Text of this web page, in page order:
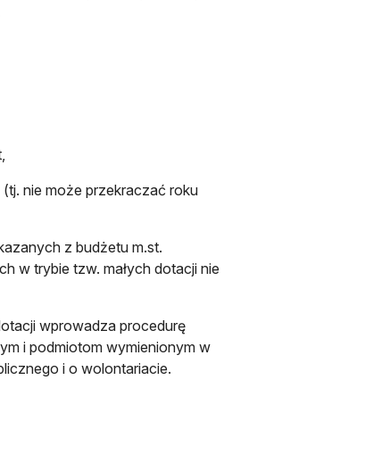
nie może przekraczać roku
z budżetu m.st.
w trybie tzw. małych dotacji nie
wprowadza procedurę
i podmiotom wymienionym w
i o wolontariacie.